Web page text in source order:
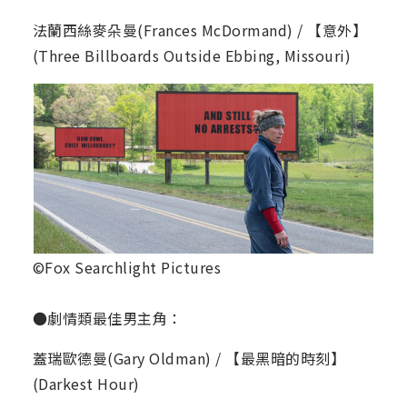
法蘭西絲麥朵曼(Frances McDormand) / 【意外】
(Three Billboards Outside Ebbing, Missouri)
©Fox Searchlight Pictures
●劇情類最佳男主角：
蓋瑞歐德曼(Gary Oldman) / 【最黑暗的時刻】
(Darkest Hour)